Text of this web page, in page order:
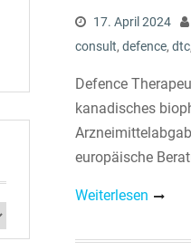
17. April 2024
consult, defence, dtc
Defence
kanadisches
europäische
Weiterlesen